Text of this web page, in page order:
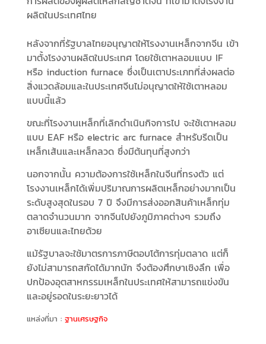
ผลิตในประเทศไทย
หลังจากที่รัฐบาลไทยอนุญาตให้โรงงานเหล็กจากจีน เข้า
มาตั้งโรงงานผลิตในประเทศ โดยใช้เตาหลอมแบบ IF
หรือ induction furnace ซึ่งเป็นเตาประเภทที่ส่งผลต่อ
สิ่งแวดล้อมและในประเทศจีนไม่อนุญาตให้ใช้เตาหลอม
แบบนี้แล้ว
ขณะที่โรงงานเหล็กที่เลิกดำเนินกิจการไป จะใช้เตาหลอม
แบบ EAF หรือ electric arc furnace สำหรับรีดเป็น
เหล็กเส้นและเหล็กลวด ซึ่งมีต้นทุนที่สูงกว่า
นอกจากนั้น ความต้องการใช้เหล็กในจีนที่ทรงตัว แต่
โรงงานเหล็กได้เพิ่มปริมาณการผลิตเหล็กอย่างมากเป็น
ระดับสูงสุดในรอบ 7 ปี จึงมีการส่งออกสินค้าเหล็กทุ่ม
ตลาดจำนวนมาก จากจีนไปยังภูมิภาคต่างๆ รวมถึง
อาเซียนและไทยด้วย
แม้รัฐบาลจะใช้มาตรการภาษีตอบโต้การทุ่มตลาด แต่ก็
ยังไม่สามารถสกัดได้มากนัก จึงต้องศึกษาเชิงลึก เพื่อ
ปกป้องอุตสาหกรรมเหล็กในประเทศให้สามารถแข่งขัน
และอยู่รอดในระยะยาวได้
แหล่งที่มา : ฐานเศรษฐกิจ